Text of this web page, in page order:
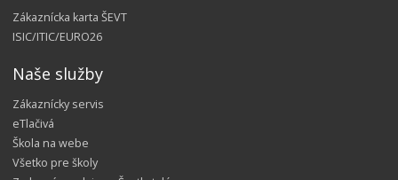
Zákaznícka karta ŠEVT
ISIC/ITIC/EURO26
Naše služby
Zákaznícky servis
eTlačivá
Škola na webe
Všetko pre školy